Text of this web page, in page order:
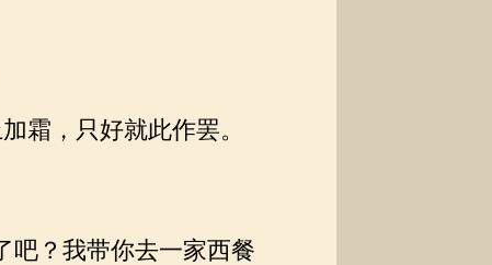
霜，只好就此作罢。
吧？我带你去一家西餐